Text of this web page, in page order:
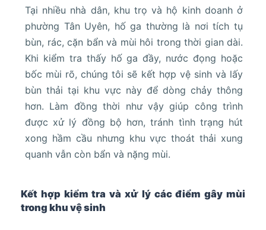
Tại nhiều nhà dân, khu trọ và hộ kinh doanh ở
phường Tân Uyên, hố ga thường là nơi tích tụ
bùn, rác, cặn bẩn và mùi hôi trong thời gian dài.
Khi kiểm tra thấy hố ga đầy, nước đọng hoặc
bốc mùi rõ, chúng tôi sẽ kết hợp vệ sinh và lấy
bùn thải tại khu vực này để dòng chảy thông
hơn. Làm đồng thời như vậy giúp công trình
được xử lý đồng bộ hơn, tránh tình trạng hút
xong hầm cầu nhưng khu vực thoát thải xung
quanh vẫn còn bẩn và nặng mùi.
Kết hợp kiểm tra và xử lý các điểm gây mùi
trong khu vệ sinh